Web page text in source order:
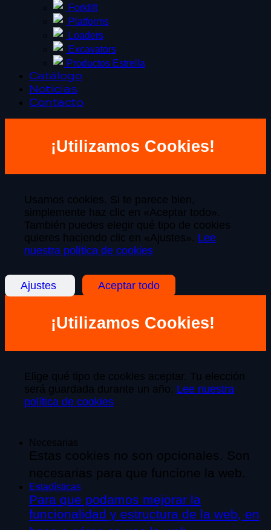
Forklift
Platforms
Loaders
Excavators
Productos Estrella
Catálogo
Noticias
Contacto
¡Utilizamos Cookies!
Usamos cookies. Si te parece bien,
simplemente haz clic en «Aceptar todo».
También puedes elegir qué tipo de cookies
quieres haciendo clic en «Ajustes». Lee
nuestra política de cookies
Ajustes Aceptar todo
¡Utilizamos Cookies!
Elige qué tipo de cookies aceptar. Tu elección
será guardada durante un año. Lee nuestra
política de cookies
Necesarias
Estas cookies no son opcionales. Son
necesarias para que funcione la web.
Estadísticas
Para que podamos mejorar la
funcionalidad y estructura de la web, en